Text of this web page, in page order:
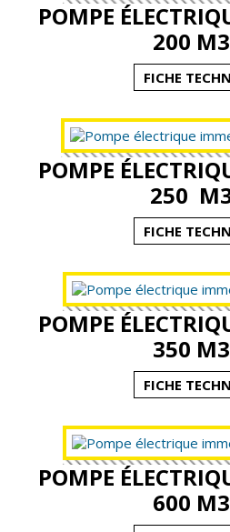
POMPE
200
FICHE
POMPE
250
FICHE
POMPE
350
FICHE
POMPE
600